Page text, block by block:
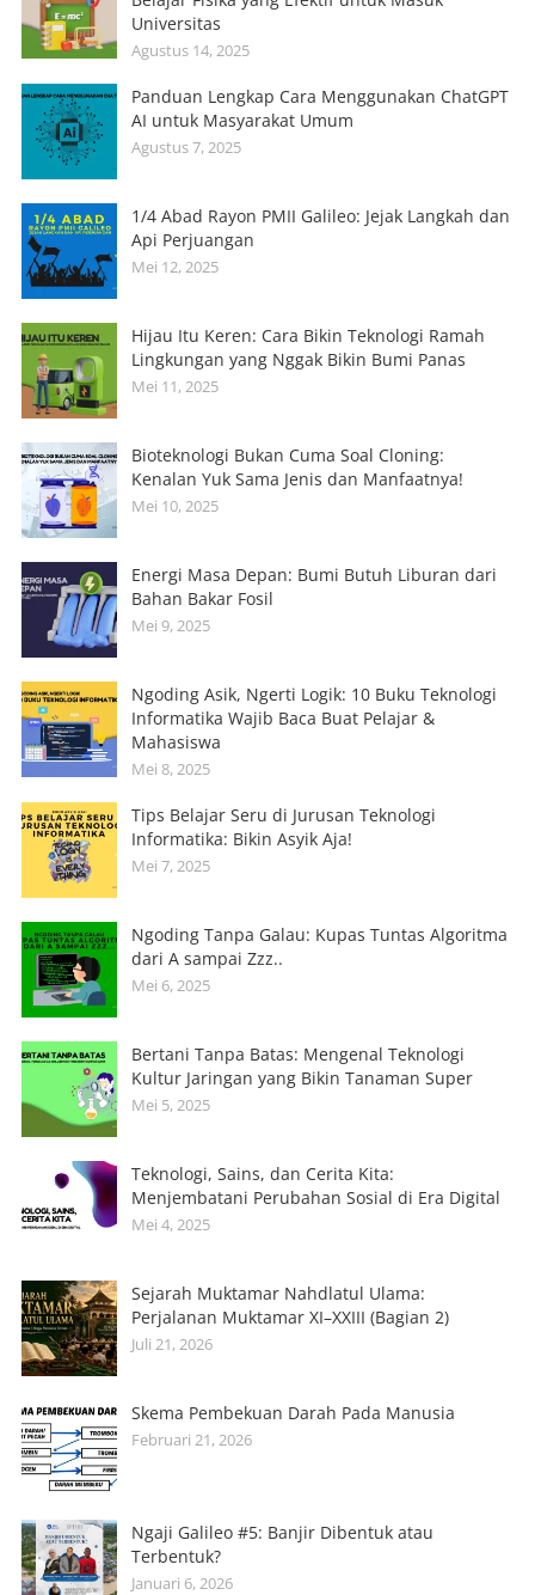
Universitas
Agustus 14, 2025
Panduan Lengkap Cara Menggunakan ChatGPT
AI untuk Masyarakat Umum
Agustus 7, 2025
1/4 Abad Rayon PMII Galileo: Jejak Langkah dan
Api Perjuangan
Mei 12, 2025
Hijau Itu Keren: Cara Bikin Teknologi Ramah
Lingkungan yang Nggak Bikin Bumi Panas
Mei 11, 2025
Bioteknologi Bukan Cuma Soal Cloning:
Kenalan Yuk Sama Jenis dan Manfaatnya!
Mei 10, 2025
Energi Masa Depan: Bumi Butuh Liburan dari
Bahan Bakar Fosil
Mei 9, 2025
Ngoding Asik, Ngerti Logik: 10 Buku Teknologi
Informatika Wajib Baca Buat Pelajar &
Mahasiswa
Mei 8, 2025
Tips Belajar Seru di Jurusan Teknologi
Informatika: Bikin Asyik Aja!
Mei 7, 2025
Ngoding Tanpa Galau: Kupas Tuntas Algoritma
dari A sampai Zzz..
Mei 6, 2025
Bertani Tanpa Batas: Mengenal Teknologi
Kultur Jaringan yang Bikin Tanaman Super
Mei 5, 2025
Teknologi, Sains, dan Cerita Kita:
Menjembatani Perubahan Sosial di Era Digital
Mei 4, 2025
Sejarah Muktamar Nahdlatul Ulama:
Perjalanan Muktamar XI–XXIII (Bagian 2)
Juli 21, 2026
Skema Pembekuan Darah Pada Manusia
Februari 21, 2026
Ngaji Galileo #5: Banjir Dibentuk atau
Terbentuk?
Januari 6, 2026